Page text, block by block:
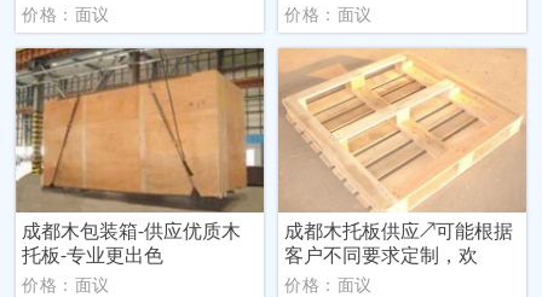
价格：面议 价格：面议
成都木包装箱-供应优质木
托板-专业更出色
价格：面议
成都木托板供应↗可能根据
客户不同要求定制，欢
价格：面议